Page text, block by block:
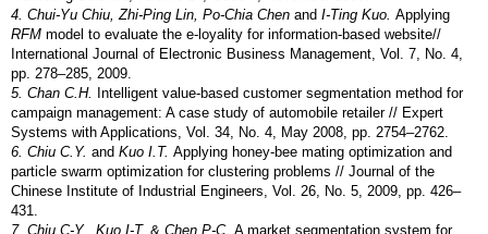
4. Chui-Yu Chiu, Zhi-Ping Lin, Po-Chia Chen and I-Ting Kuo. Applying
RFM model to evaluate the e-loyality for information-based website//
International Journal of Electronic Business Management, Vol. 7, No. 4,
pp. 278–285, 2009.
5. Chan C.H. Intelligent value-based customer segmentation method for
campaign management: A case study of automobile retailer // Expert
Systems with Applications, Vol. 34, No. 4, May 2008, pp. 2754–2762.
6. Chiu C.Y. and Kuo I.T. Applying honey-bee mating optimization and
particle swarm optimization for clustering problems // Journal of the
Chinese Institute of Industrial Engineers, Vol. 26, No. 5, 2009, pp. 426–
431.
7. Chiu C-Y., Kuo I-T. & Chen P-C. A market segmentation system for